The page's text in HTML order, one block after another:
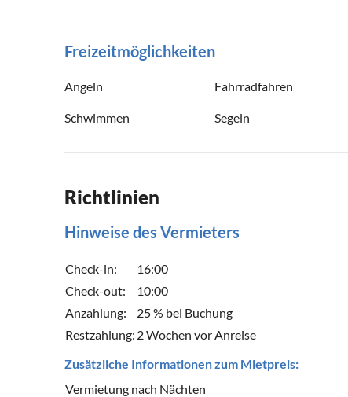
Freizeitmöglichkeiten
Angeln Fahrradfahren
Schwimmen Segeln
Richtlinien
Hinweise des Vermieters
Check-in:
16:00
Check-out:
10:00
Anzahlung:
25 % bei Buchung
Restzahlung: 2 Wochen vor Anreise
Zusätzliche Informationen zum Mietpreis:
Vermietung nach Nächten